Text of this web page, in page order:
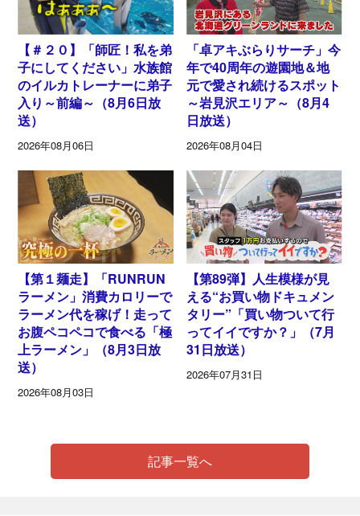
【＃２０】「師匠！私を弟
子にしてください」水族館
のイルカトレーナーに弟子
入り～前編～（8月6日放
送）
2026年08月06日
「卓アキぶらりサーチ」今
年で40周年の遊園地＆地
元で愛され続けるスポット
～岩見沢エリア～（8月4
日放送）
2026年08月04日
【第１麺走】「RUNRUN
ラーメン」消費カロリーで
ラーメン代を稼げ！走って
お腹ペコペコで食べる「極
上ラーメン」（8月3日放
送）
2026年08月03日
【第89弾】人生模様が見
える“お買い物ドキュメン
タリー”「買い物ついて行
ってイイですか？」（7月
31日放送）
2026年07月31日
記事一覧へ